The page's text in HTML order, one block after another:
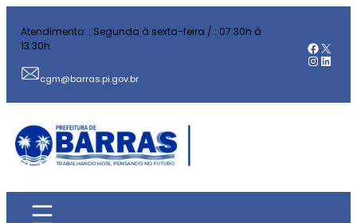
para
conteúdo
Atendimento: : Segunda à sexta-feira / : 07:30h à
13:30h
cgm@barras.pi.gov.br
X